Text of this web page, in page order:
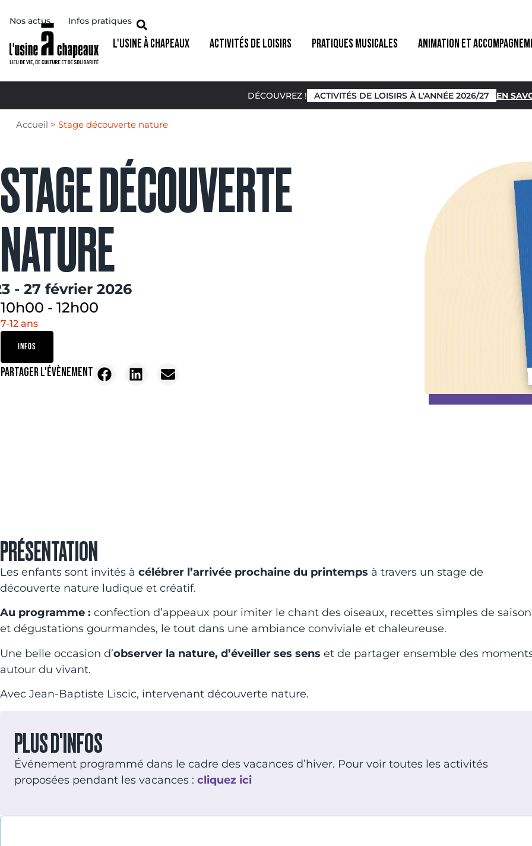
Nos actus Infos pratiques
L'USINE À CHAPEAUX ACTIVITÉS DE LOISIRS PRATIQUES MUSICALES ANIMATION ET
DÉCOUVREZ ! ACTIVITÉS DE LOISIRS À L'ANNÉE 2026/27 EN
Accueil > Stage découverte nature
STAGE DÉCOUVERTE
NATURE
- 27 février 2026
10h00 - 12h00
7-12 ans
INFOS
PARTAGER L'ÉVÈNEMENT
PRÉSENTATION
Les enfants sont invités à célébrer l’arrivée prochaine du printemps à travers un stage de
découverte nature ludique et créatif.
Au programme : confection d’appeaux pour imiter le chant des oiseaux, recettes simples de saison
et dégustations gourmandes, le tout dans une ambiance conviviale et chaleureuse.
Une belle occasion d’observer la nature, d’éveiller ses sens et de partager ensemble des
autour du vivant.
Avec Jean-Baptiste Liscic, intervenant découverte nature.
PLUS D'INFOS
Événement programmé dans le cadre des vacances d’hiver. Pour voir toutes les activités
proposées pendant les vacances : cliquez ici